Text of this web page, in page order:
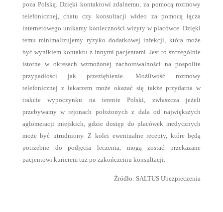
poza Polską. Dzięki kontaktowi zdalnemu, za pomocą rozmowy
telefonicznej, chatu czy konsultacji wideo za pomocą łącza
internetowego unikamy konieczności wizyty w placówce. Dzięki
temu minimalizujemy ryzyko dodatkowej infekcji, która może
być wynikiem kontaktu z innymi pacjentami. Jest to szczególnie
istotne w okresach wzmożonej zachorowalności na pospolite
przypadłości jak przeziębienie. Możliwość rozmowy
telefonicznej z lekarzem może okazać się także przydatna w
trakcie wypoczynku na terenie Polski, zwłaszcza jeżeli
przebywamy w rejonach położonych z dala od największych
aglomeracji miejskich, gdzie dostęp do placówek medycznych
może być utrudniony. Z kolei ewentualne recepty, które będą
potrzebne do podjęcia leczenia, mogą zostać przekazane
pacjentowi kurierem tuż po zakończeniu konsultacji.
Źródło: SALTUS Ubezpieczenia